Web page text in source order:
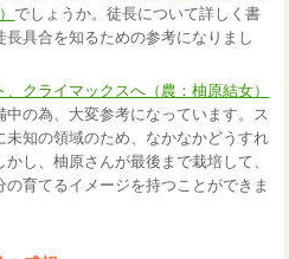
でしょうか。徒長について詳しく書
具合を知るための参考になりまし
クライマックスへ（農：柚原結女）
の為、大変参考になっています。ス
知の領域のため、なかなかどうすれ
し、柚原さんが最後まで栽培して、
育てるイメージを持つことができま